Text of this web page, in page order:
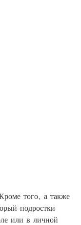
подростки
или в личной